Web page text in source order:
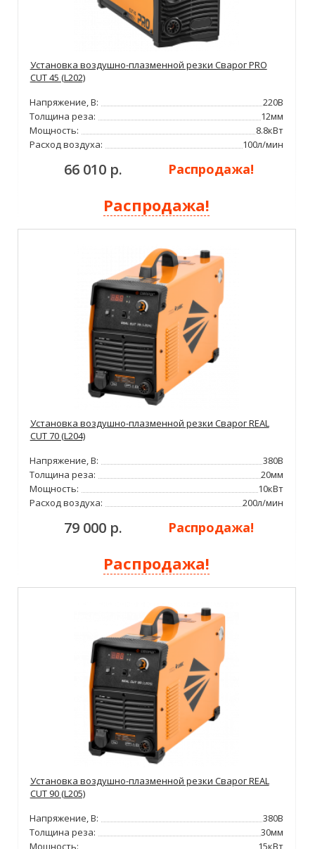
Установка воздушно-плазменной резки Сварог PRO
CUT 45 (L202)
Напряжение, В:
220В
Толщина реза:
12мм
Мощность:
8.8кВт
Расход воздуха:
100л/мин
66 010 р. Распродажа!
Распродажа!
Установка воздушно-плазменной резки Сварог REAL
CUT 70 (L204)
Напряжение, В:
380В
Толщина реза:
20мм
Мощность:
10кВт
Расход воздуха:
200л/мин
79 000 р. Распродажа!
Распродажа!
Установка воздушно-плазменной резки Сварог REAL
CUT 90 (L205)
Напряжение, В:
380В
Толщина реза:
30мм